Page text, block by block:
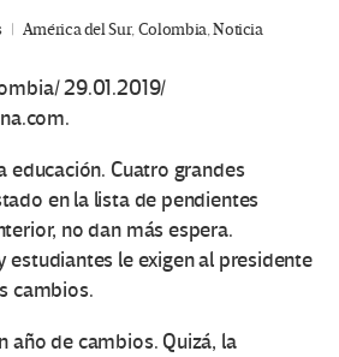
América del Sur,Colombia,Noticia
29.01.2019/
educación. Cuatro grandes
en la lista de pendientes
no dan más espera.
estudiantes le exigen al presidente
cambios.
año de cambios. Quizá, la